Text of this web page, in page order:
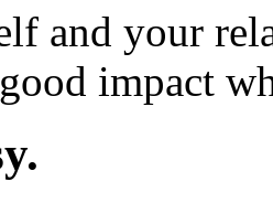
and your
impact